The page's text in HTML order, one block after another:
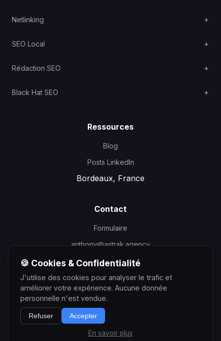
Netlinking
SEO Local
Rédaction SEO
Black Hat SEO
Ressources
Blog
Posts LinkedIn
Bordeaux, France
Contact
Formulaire
anthony@astrak.agency
©2026Anthony Courtin - Consultant SEO Bordeaux
Mentions Légales
Partenaire
Astrak Agency
🍪 Cookies & Confidentialité
J'utilise des cookies pour analyser le trafic et
améliorer votre expérience. Aucune donnée
personnelle n'est vendue.
Refuser Accepter
En savoir plus